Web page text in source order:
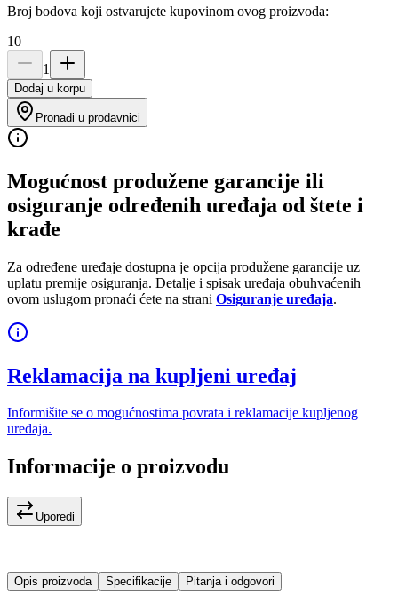
Broj bodova koji ostvarujete kupovinom ovog proizvoda:
10
1
Dodaj u korpu
Pronađi u prodavnici
Mogućnost produžene garancije ili
osiguranje određenih uređaja od štete i
krađe
Za određene uređaje dostupna je opcija produžene garancije uz
uplatu premije osiguranja. Detalje i spisak uređaja obuhvaćenih
ovom uslugom pronaći ćete na strani Osiguranje uređaja.
Reklamacija na kupljeni uređaj
Informišite se o mogućnostima povrata i reklamacije kupljenog
uređaja.
Informacije o proizvodu
Uporedi
Opis proizvoda Specifikacije Pitanja i odgovori